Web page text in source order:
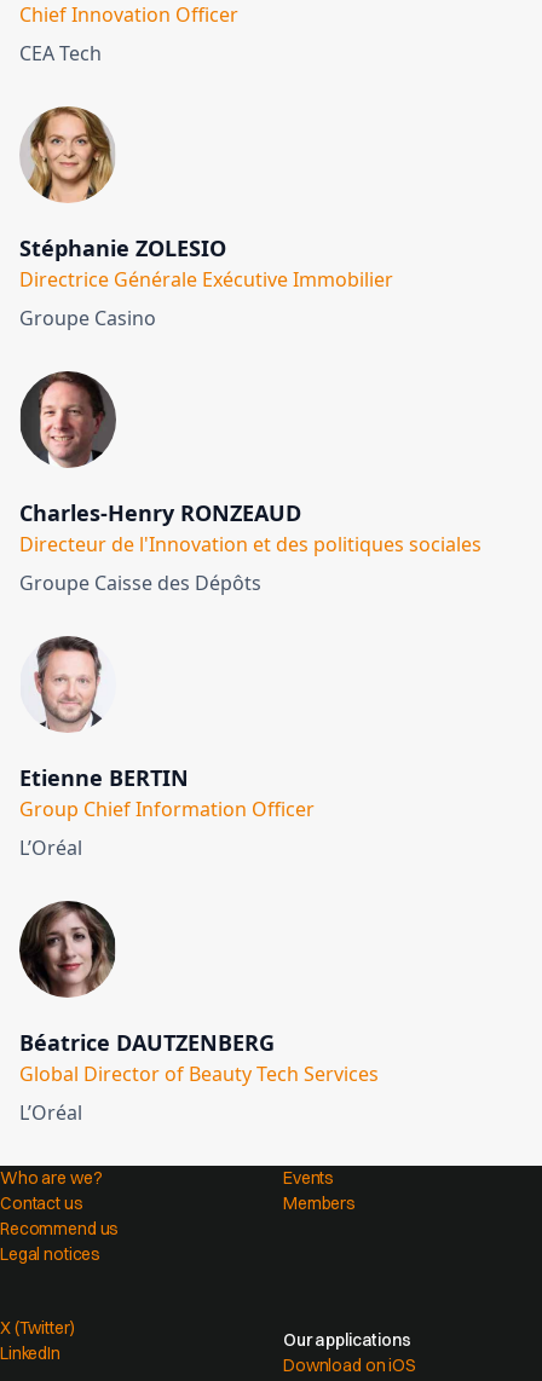
Chief Innovation Officer
CEA Tech
Stéphanie ZOLESIO
Directrice Générale Exécutive Immobilier
Groupe Casino
Charles-Henry RONZEAUD
Directeur de l'Innovation et des politiques sociales
Groupe Caisse des Dépôts
Etienne BERTIN
Group Chief Information Officer
L’Oréal
Béatrice DAUTZENBERG
Global Director of Beauty Tech Services
L’Oréal
Who are we?
Contact us
Recommend us
Legal notices
Events
Members
X (Twitter)
LinkedIn
Our applications
Download on iOS